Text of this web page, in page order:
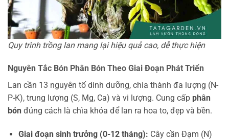
Quy trình trồng lan mang lại hiệu quả cao, dễ thực hiện
Nguyên Tắc Bón Phân Bón Theo Giai Đoạn Phát Triển
Lan cần 13 nguyên tố dinh dưỡng, chia thành đa lượng (N-
P-K), trung lượng (S, Mg, Ca) và vi lượng. Cung cấp phân
bón đúng cách là chìa khóa để lan ra hoa to, đẹp và bền.
Giai đoạn sinh trưởng (0-12 tháng): Cây cần Đạm (N)